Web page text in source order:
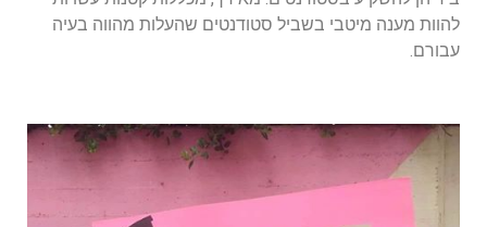
להוות מענה מיטבי בשביל סטודנטים שהעלות מהווה בעיה
עבורם.